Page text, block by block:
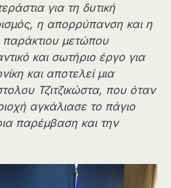
για τη δυτική
η απορρύπανση και η
παράκτιου μετώπου
και σωτήριο έργο για
και αποτελεί μια
Τζιτζικώστα, που όταν
αγκάλιασε το πάγιο
παρέμβαση και την